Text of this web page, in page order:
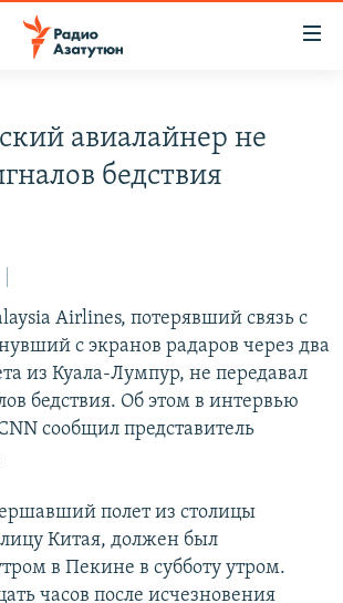
авиалайнер не
бедствия
Airlines, потерявший связь с
с экранов радаров через два
из Куала-Лумпур, не передавал
бедствия. Об этом в интервью
сообщил представитель
полет из столицы
Китая, должен был
в Пекине в субботу утром.
часов после исчезновения